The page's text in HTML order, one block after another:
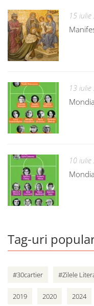
15
13
10
Tag-uri
#30cartier #Zilele
2019 2020 2024